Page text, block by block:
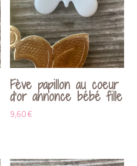
Fève papillon au coeur
d’or annonce bébé fille
9,60€